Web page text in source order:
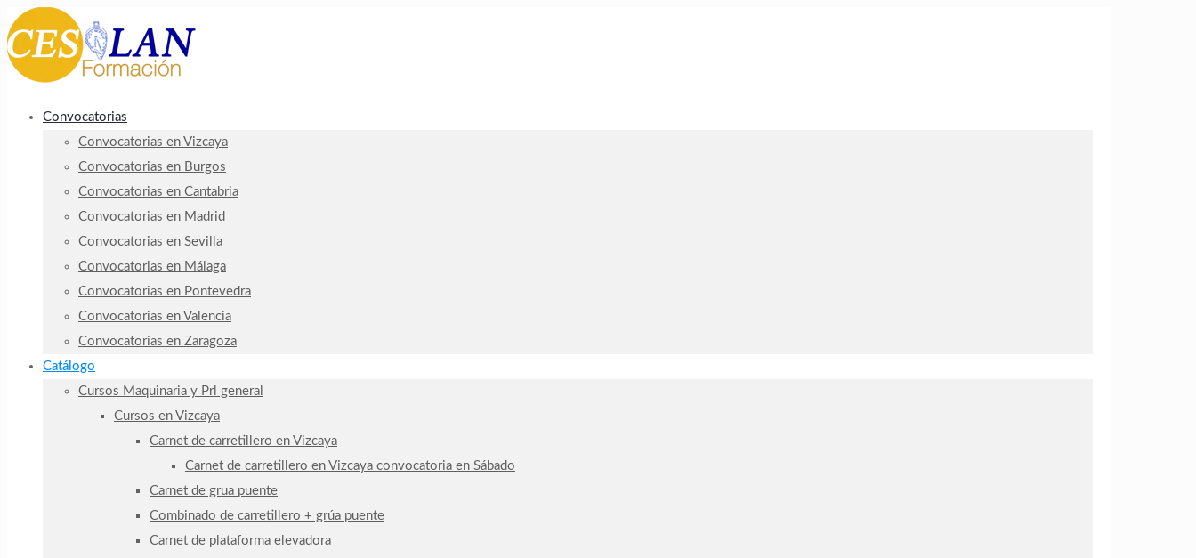
Convocatorias
Convocatorias en Vizcaya
Convocatorias en Burgos
Convocatorias en Cantabria
Convocatorias en Madrid
Convocatorias en Sevilla
Convocatorias en Málaga
Convocatorias en Pontevedra
Convocatorias en Valencia
Convocatorias en Zaragoza
Catálogo
Cursos Maquinaria y Prl general
Cursos en Vizcaya
Carnet de carretillero en Vizcaya
Carnet de carretillero en Vizcaya convocatoria en Sábado
Carnet de grua puente
Combinado de carretillero + grúa puente
Carnet de plataforma elevadora